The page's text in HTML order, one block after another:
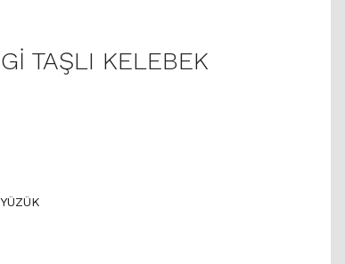
TAŞLI KELEBEK
YÜZÜK